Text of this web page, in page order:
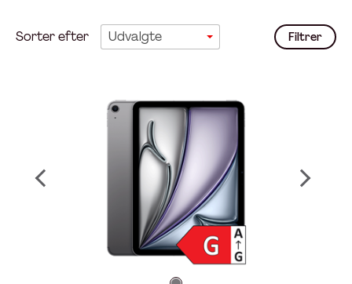
Sorter efter Filtrer